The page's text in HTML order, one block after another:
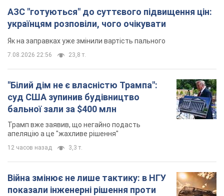
АЗС "готуються" до суттєвого підвищення цін:
українцям розповіли, чого очікувати
Як на заправках уже змінили вартість пального
7.08.2026 22:56 23,8 т.
"Білий дім не є власністю Трампа":
суд США зупинив будівництво
бальної зали за $400 млн
Трамп вже заявив, що негайно подасть
апеляцію а це "жахливе рішення"
12 часов назад 3,3 т.
Війна змінює не лише тактику: в НГУ
показали інженерні рішення проти